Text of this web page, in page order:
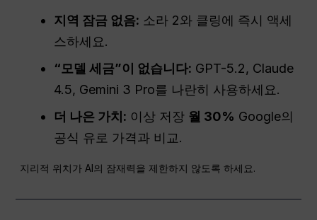
지역 잠금 없음: 소라 2와 클링에 즉시 액세
스하세요.
“모델 세금”이 없습니다: GPT-5.2, Claude
4.5, Gemini 3 Pro를 나란히 사용하세요.
더 나은 가치: 이상 저장 월 30% Google의
공식 유로 가격과 비교.
지리적 위치가 AI의 잠재력을 제한하지 않도록 하세요.